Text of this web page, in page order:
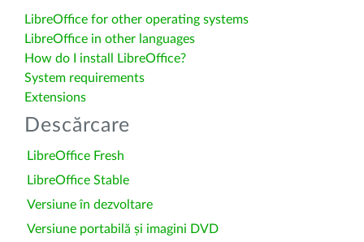
LibreOffice for other operating systems
LibreOffice in other languages
How do I install LibreOffice?
System requirements
Extensions
Descărcare
LibreOffice Fresh
LibreOffice Stable
Versiune în dezvoltare
Versiune portabilă și imagini DVD